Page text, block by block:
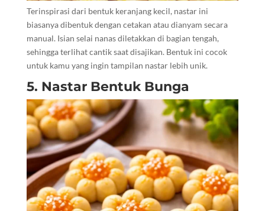
Terinspirasi dari bentuk keranjang kecil, nastar ini
biasanya dibentuk dengan cetakan atau dianyam secara
manual. Isian selai nanas diletakkan di bagian tengah,
sehingga terlihat cantik saat disajikan. Bentuk ini cocok
untuk kamu yang ingin tampilan nastar lebih unik.
5. Nastar Bentuk Bunga